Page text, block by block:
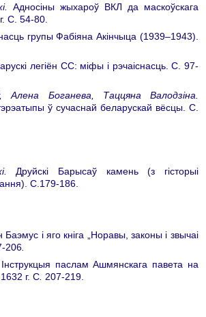
Адносіны жыхароў ВКЛ да маскоўскага
С. 54-80.
групы Фабіяна Акінчыца (1939–1943).
легіён СС: міфы і рэчаіснасць. С. 97-
Алена Боганева, Таццяна Валодзіна.
ў сучаснай беларускай вёсцы. С.
Друйскі Барысаў камень (з гісторыі
С.179-186.
Баэмус і яго кніга „Норавы, законы і звычаі
206
Інструкцыя паслам Ашмянскага павета на
г. С 207-219.